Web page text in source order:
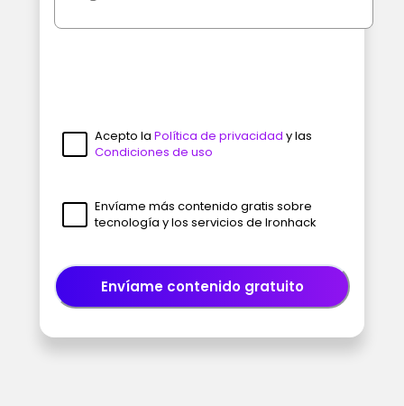
Acepto la Política de privacidad y las
Condiciones de uso
Envíame más contenido gratis sobre
tecnología y los servicios de Ironhack
Envíame contenido gratuito